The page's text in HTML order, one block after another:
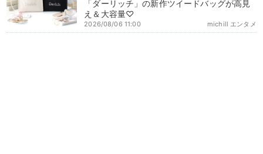
「ダーリッチ」の新作ツイードバッグが高見
え＆大容量♡
michill エンタメ
2026/08/06 11:00